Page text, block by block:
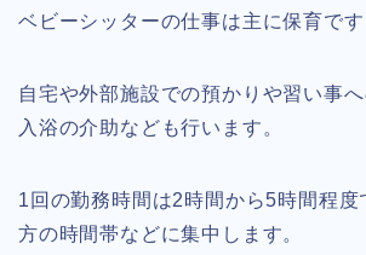
ベビーシッターの仕事は主に保育です
自宅や外部施設での預かりや習い事
入浴の介助なども行います。
1回の勤務時間は2時間から5時間程度
方の時間帯などに集中します。